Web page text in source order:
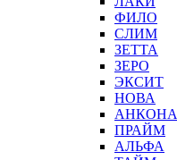
ФИЛО
СЛИМ
ЗЕТТА
ЗЕРО
ЭКСИТ
НОВА
АНКОНА
ПРАЙМ
АЛЬФА